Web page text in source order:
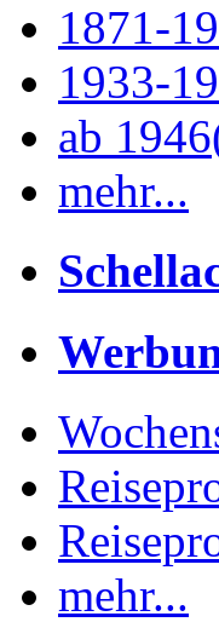
1871-
1933-
ab 1946
mehr...
mehr...